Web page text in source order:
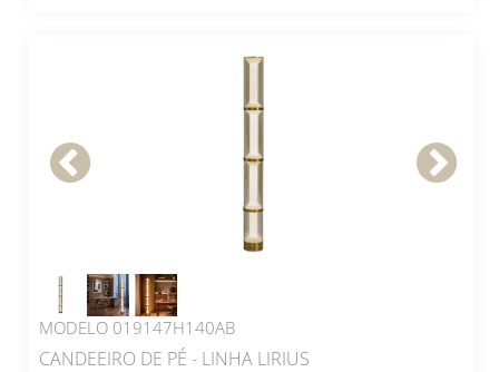
MODELO 019147H140AB
CANDEEIRO DE PÉ - LINHA LIRIUS